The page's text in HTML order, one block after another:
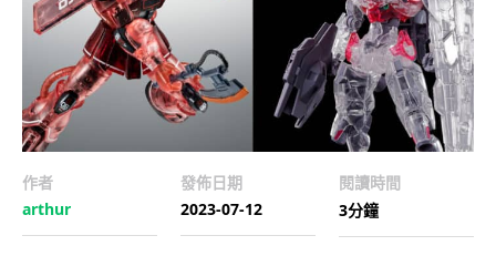
作者
arthur
發佈日期
2023-07-12
閱讀時間
3分鐘